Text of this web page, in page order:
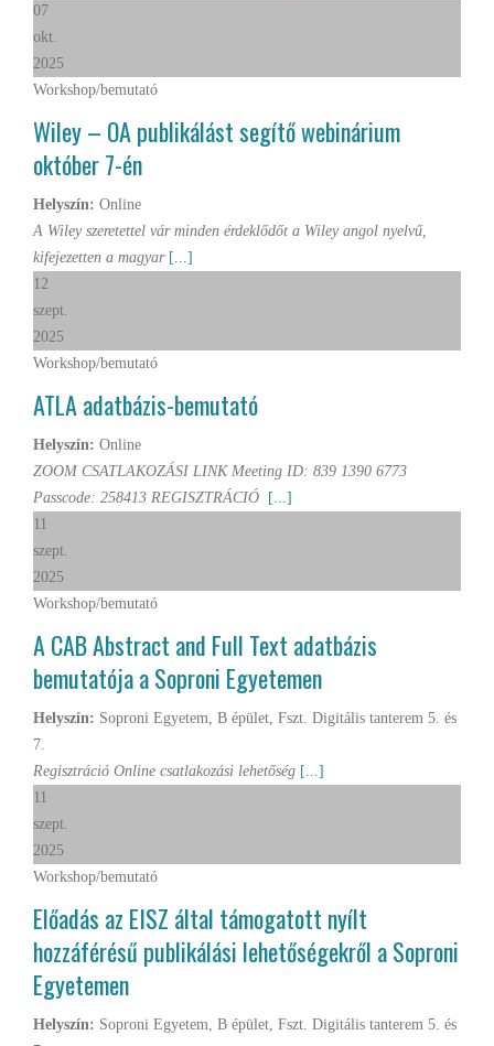
07
okt.
2025
Workshop/bemutató
Wiley – OA publikálást segítő webinárium
október 7-én
Helyszín: Online
A Wiley szeretettel vár minden érdeklődőt a Wiley angol nyelvű,
kifejezetten a magyar [...]
12
szept.
2025
Workshop/bemutató
ATLA adatbázis-bemutató
Helyszín: Online
ZOOM CSATLAKOZÁSI LINK Meeting ID: 839 1390 6773
Passcode: 258413 REGISZTRÁCIÓ
[...]
11
szept.
2025
Workshop/bemutató
A CAB Abstract and Full Text adatbázis
bemutatója a Soproni Egyetemen
Helyszín: Soproni Egyetem, B épület, Fszt. Digitális tanterem 5. és
7.
Regisztráció Online csatlakozási lehetőség [...]
11
szept.
2025
Workshop/bemutató
Előadás az EISZ által támogatott nyílt
hozzáférésű publikálási lehetőségekről a Soproni
Egyetemen
Helyszín: Soproni Egyetem, B épület, Fszt. Digitális tanterem 5. és